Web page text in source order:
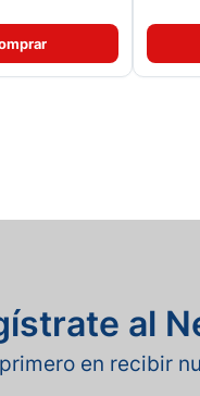
al
en recibir